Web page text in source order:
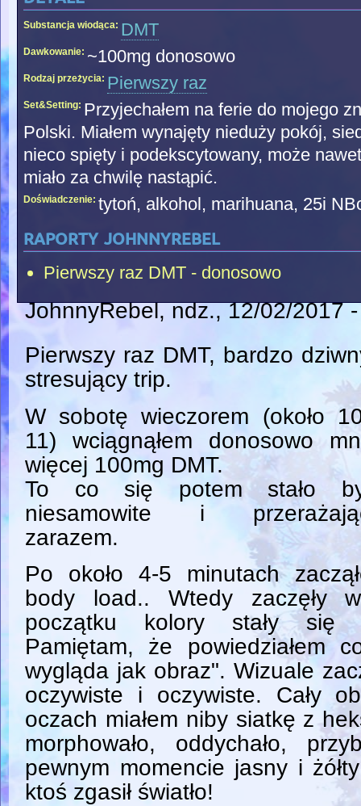
Substancja wiodąca: DMT
Dawkowanie: ~100mg donosowo
Rodzaj przeżycia: Pierwszy raz
Set&Setting: Przyjechałem na ferie do mojego
Polski. Miałem wynajęty nieduży pokój,
nieco spięty i podekscytowany, może
miało za chwilę nastąpić.
Doświadczenie: tytoń, alkohol, marihuana, 25i
raporty johnnyrebel
Pierwszy raz DMT - donosowo
JohnnyRebel, ndz., 12/02/2017
Pierwszy raz DMT, bardzo
stresujący trip.
W sobotę wieczorem (około
11) wciągnąłem donosowo
więcej 100mg DMT.
To co się potem stało
niesamowite i
zarazem.
Po około 4-5 minutach
body load.. Wtedy zaczęły
początku kolory stały się
Pamiętam, że powiedziałem
wygląda jak obraz". Wizuale
oczywiste i oczywiste. Cały
oczach miałem niby siatkę z
morphowało, oddychało,
pewnym momencie jasny i
ktoś zgasił światło!